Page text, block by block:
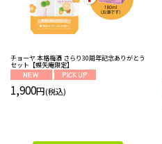
チョーヤ 本格梅酒 さらり30周年記念ありがとう
セット【蝶矢庵限定】
1,900円(税込)